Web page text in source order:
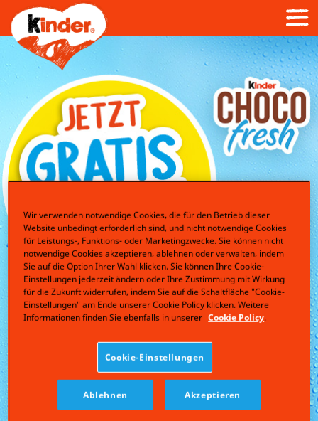
Wir verwenden notwendige Cookies, die für den Betrieb dieser
Website unbedingt erforderlich sind, und nicht notwendige Cookies
für Leistungs-, Funktions- oder Marketingzwecke. Sie können nicht
notwendige Cookies akzeptieren, ablehnen oder verwalten, indem
Sie auf die Option Ihrer Wahl klicken. Sie können Ihre Cookie-
Einstellungen jederzeit ändern oder Ihre Zustimmung mit Wirkung
für die Zukunft widerrufen, indem Sie auf die Schaltfläche "Cookie-
Einstellungen" am Ende unserer Cookie Policy klicken. Weitere
Informationen finden Sie ebenfalls in unserer Cookie Policy.
Cookie-Einstellungen
Ablehnen Akzeptieren